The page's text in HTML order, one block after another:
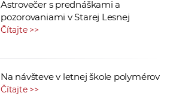
Astrovečer s prednáškami a
pozorovaniami v Starej Lesnej
Čítajte >>
Na návšteve v letnej škole polymérov
Čítajte >>